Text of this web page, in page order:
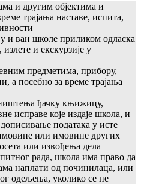
и другим објектима и
трајања наставе, испита,
и ван школе приликом одласка
и екскурзије у
предметима, прибору,
а посебно за време трајања
ђачку књижицу,
исправе које издаје школа, и
података у исте
или имовине других
или извођења дела
рада, школа има право да
наплати од починилаца, или
одељења, уколико се не